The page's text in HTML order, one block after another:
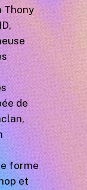
Thony
de
forme
et